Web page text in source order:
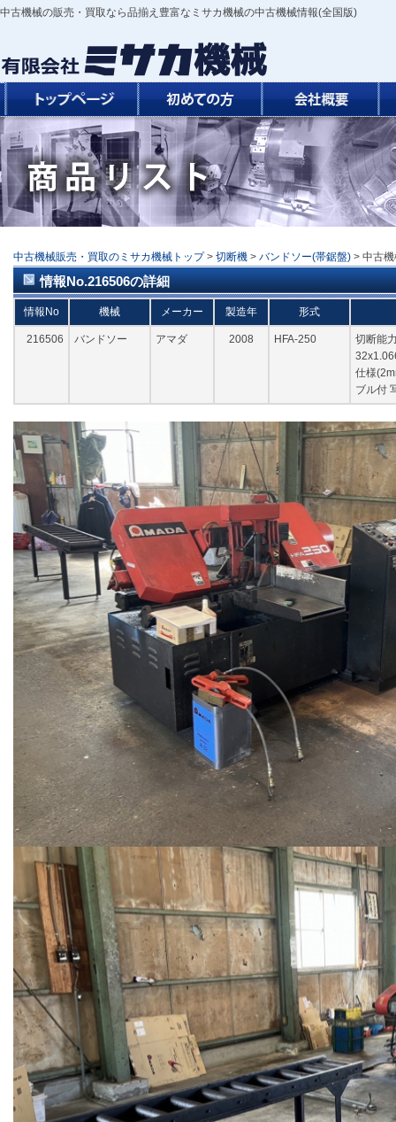
中古機械の販売・買取なら品揃え豊富なミサカ機械の中古機械情報(全国版)
中古機械販売・買取のミサカ機械トップ > 切断機 > バンドソー(帯鋸盤) > 中古
情報No.216506の詳細
情報No 機械 メーカー 製造年 形式
216506 バンドソー アマダ 2008 HFA-250
切断能
仕様
ブル付